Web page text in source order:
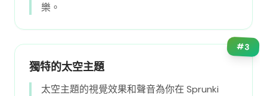
樂。
#3
獨特的太空主題
太空主題的視覺效果和聲音為你在 Sprunki